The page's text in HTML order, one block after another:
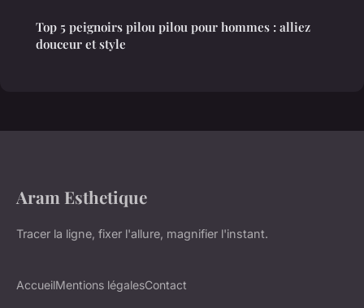
Top 5 peignoirs pilou pilou pour hommes : alliez
douceur et style
Aram Esthetique
Tracer la ligne, fixer l'allure, magnifier l'instant.
AccueilMentions légalesContact